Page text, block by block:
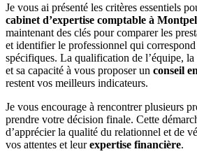
Je vous ai présenté les critères essentiels
cabinet d’expertise comptable à
maintenant des clés pour comparer les
et identifier le professionnel qui
spécifiques. La qualification de l’équipe,
et sa capacité à vous proposer un conseil
restent vos meilleurs indicateurs.
Je vous encourage à rencontrer plusieurs
prendre votre décision finale. Cette
d’apprécier la qualité du relationnel et de
vos attentes et leurexpertise financière.